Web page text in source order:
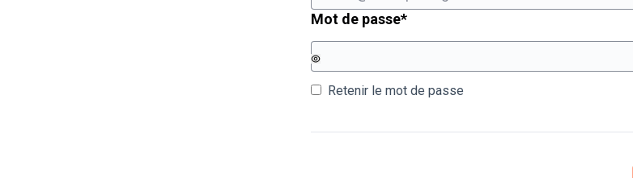
Mot de passe*Champ obligatoire
Retenir le mot de passe